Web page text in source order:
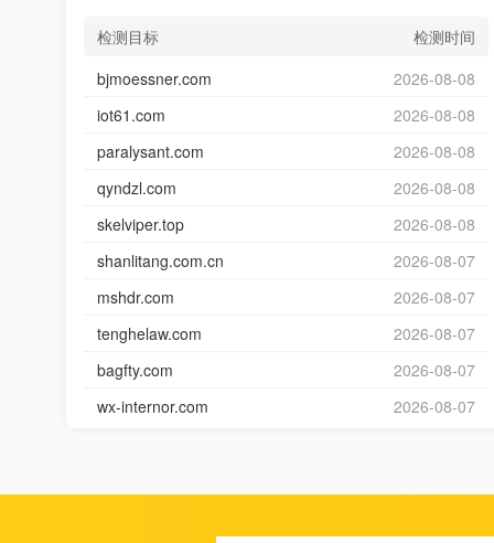
检测目标
检测时间
bjmoessner.com
2026-08-08
iot61.com
2026-08-08
paralysant.com
2026-08-08
qyndzl.com
2026-08-08
skelviper.top
2026-08-08
shanlitang.com.cn
2026-08-07
mshdr.com
2026-08-07
tenghelaw.com
2026-08-07
bagfty.com
2026-08-07
wx-internor.com
2026-08-07